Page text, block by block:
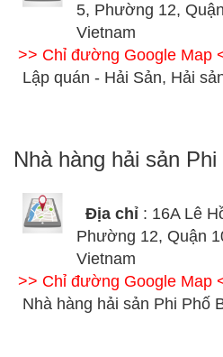
5, Phường 12,
Vietnam
>> Chỉ đường Google Map
Lập quán - Hải Sản, Hải
Nhà hàng hải sản
Địa chỉ : 16A Lê
Phường 12, Quận
Vietnam
>> Chỉ đường Google Map
Nhà hàng hải sản Phi Phố